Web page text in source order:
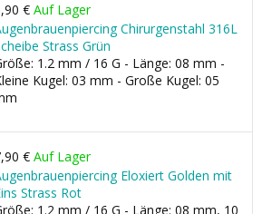
€ Auf Lager
Chirurgenstahl 316L
Strass Grün
1.2 mm / 16 G - Länge: 08 mm -
Kugel: 03 mm - Große Kugel: 05
€ Auf Lager
Eloxiert Golden mit
Strass Rot
1.2 mm / 16 G - Länge: 08 mm, 10